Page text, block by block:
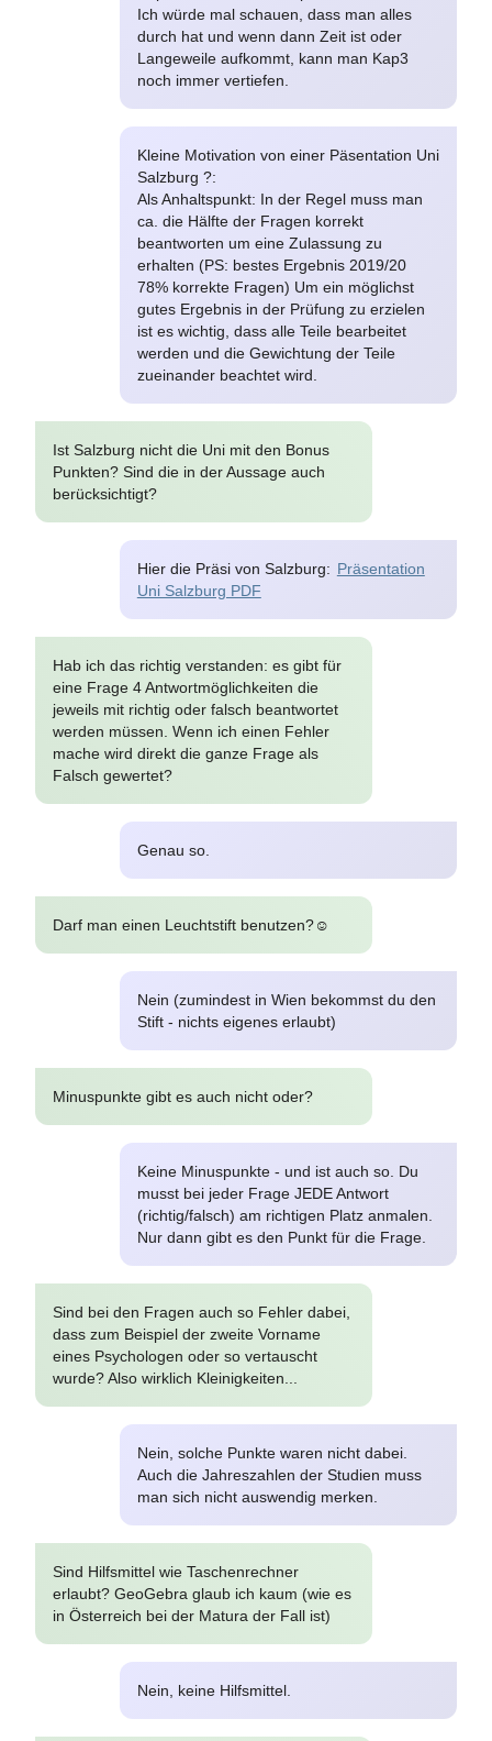
Ich würde mal schauen, dass man alles
durch hat und wenn dann Zeit ist oder
Langeweile aufkommt, kann man Kap3
noch immer vertiefen.
Kleine Motivation von einer Päsentation Uni
Salzburg ?:
Als Anhaltspunkt: In der Regel muss man
ca. die Hälfte der Fragen korrekt
beantworten um eine Zulassung zu
erhalten (PS: bestes Ergebnis 2019/20
78% korrekte Fragen) Um ein möglichst
gutes Ergebnis in der Prüfung zu erzielen
ist es wichtig, dass alle Teile bearbeitet
werden und die Gewichtung der Teile
zueinander beachtet wird.
Ist Salzburg nicht die Uni mit den Bonus
Punkten? Sind die in der Aussage auch
berücksichtigt?
Hier die Präsi von Salzburg: Präsentation
Uni Salzburg PDF
Hab ich das richtig verstanden: es gibt für
eine Frage 4 Antwortmöglichkeiten die
jeweils mit richtig oder falsch beantwortet
werden müssen. Wenn ich einen Fehler
mache wird direkt die ganze Frage als
Falsch gewertet?
Genau so.
Darf man einen Leuchtstift benutzen?☺️
Nein (zumindest in Wien bekommst du den
Stift - nichts eigenes erlaubt)
Minuspunkte gibt es auch nicht oder?
Keine Minuspunkte - und ist auch so. Du
musst bei jeder Frage JEDE Antwort
(richtig/falsch) am richtigen Platz anmalen.
Nur dann gibt es den Punkt für die Frage.
Sind bei den Fragen auch so Fehler dabei,
dass zum Beispiel der zweite Vorname
eines Psychologen oder so vertauscht
wurde? Also wirklich Kleinigkeiten...
Nein, solche Punkte waren nicht dabei.
Auch die Jahreszahlen der Studien muss
man sich nicht auswendig merken.
Sind Hilfsmittel wie Taschenrechner
erlaubt? GeoGebra glaub ich kaum (wie es
in Österreich bei der Matura der Fall ist)
Nein, keine Hilfsmittel.